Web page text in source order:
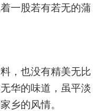
一股若有若无的蒲
，也没有精美无比
华的味道，虽平淡
乡的风情。